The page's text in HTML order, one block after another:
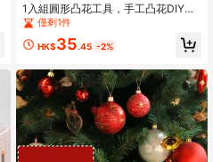
1入組圓形凸花工具，手工凸花DIY工
具 僅剩1件
HK$35.45 -2%